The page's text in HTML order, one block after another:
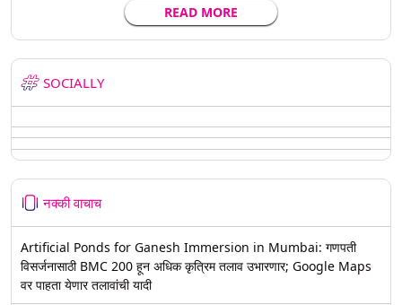
READ MORE
SOCIALLY
नक्की वाचाच
Artificial Ponds for Ganesh Immersion in Mumbai: गणपती
विसर्जनासाठी BMC 200 हून अधिक कृत्रिम तलाव उभारणार; Google Maps
वर पाहता येणार तलावांची यादी